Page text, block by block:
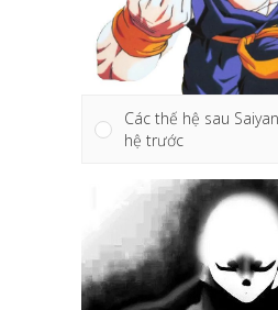
Các thế hệ sau
hệ trước